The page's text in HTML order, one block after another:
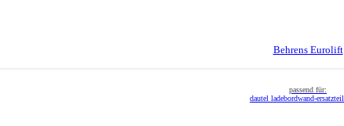
Behrens Eurolift